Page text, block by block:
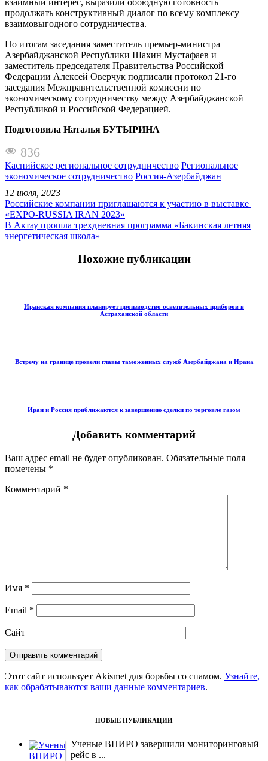
продолжать конструктивный диалог по всему комплексу
взаимовыгодного сотрудничества.
По итогам заседания заместитель премьер-министра
Азербайджанской Республики Шахин Мустафаев и
заместитель председателя Правительства Российской
Федерации Алексей Оверчук подписали протокол 21-го
заседания Межправительственной комиссии по
экономическому сотрудничеству между Азербайджанской
Республикой и Российской Федерацией.
Подготовила Наталья БУТЫРИНА
836
Каспийское региональное сотрудничество Региональное
экономическое сотрудничество Россия-Азербайджан
12 июля, 2023
Российские компании приглашаются к участию в выставке
«EXPO-RUSSIA IRAN 2023»
В Актау прошла трехдневная программа «Бакинская летняя
энергетическая школа»
Похожие публикации
Иранская компания планирует производство осветительных приборов в
Астраханской области
Встречу на границе провели главы таможенных служб Азербайджана и Ирана
Иран и Россия приближаются к завершению сделки по торговле газом
Добавить комментарий
Ваш адрес email не будет опубликован. Обязательные поля
помечены *
Комментарий *
Имя *
Email *
Сайт
Этот сайт использует Akismet для борьбы со спамом. Узнайте,
как обрабатываются ваши данные комментариев.
НОВЫЕ ПУБЛИКАЦИИ
Ученые ВНИРО завершили мониторинговый
рейс в ...